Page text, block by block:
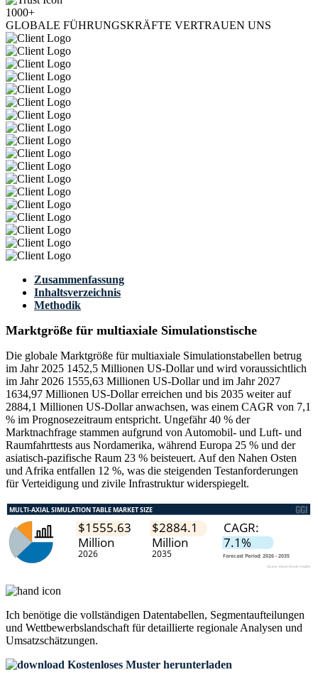
1000+
GLOBALE FÜHRUNGSKRÄFTE VERTRAUEN UNS
Zusammenfassung
Inhaltsverzeichnis
Methodik
Marktgröße für multiaxiale Simulationstische
Die globale Marktgröße für multiaxiale Simulationstabellen betrug
im Jahr 2025 1452,5 Millionen US-Dollar und wird voraussichtlich
im Jahr 2026 1555,63 Millionen US-Dollar und im Jahr 2027
1634,97 Millionen US-Dollar erreichen und bis 2035 weiter auf
2884,1 Millionen US-Dollar anwachsen, was einem CAGR von 7,1
% im Prognosezeitraum entspricht. Ungefähr 40 % der
Marktnachfrage stammen aufgrund von Automobil- und Luft- und
Raumfahrttests aus Nordamerika, während Europa 25 % und der
asiatisch-pazifische Raum 23 % beisteuert. Auf den Nahen Osten
und Afrika entfallen 12 %, was die steigenden Testanforderungen
für Verteidigung und zivile Infrastruktur widerspiegelt.
Ich benötige die vollständigen Datentabellen, Segmentaufteilungen
und Wettbewerbslandschaft für detaillierte regionale Analysen und
Umsatzschätzungen.
Kostenloses Muster herunterladen